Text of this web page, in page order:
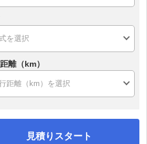
離（km）
見積りスタート